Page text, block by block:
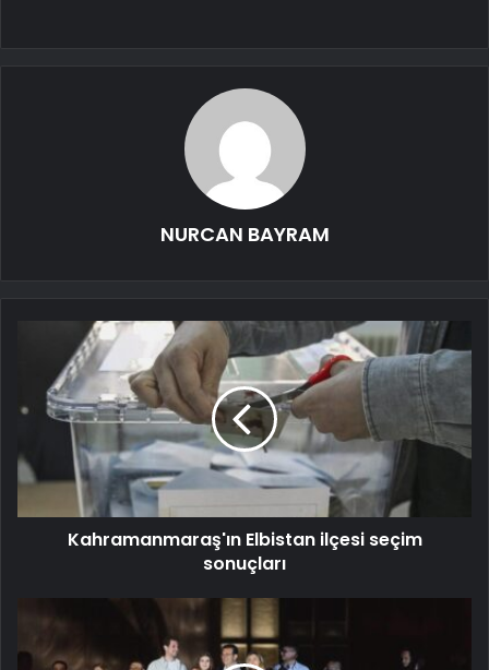
NURCAN BAYRAM
Kahramanmaraş'ın Elbistan ilçesi seçim
sonuçları